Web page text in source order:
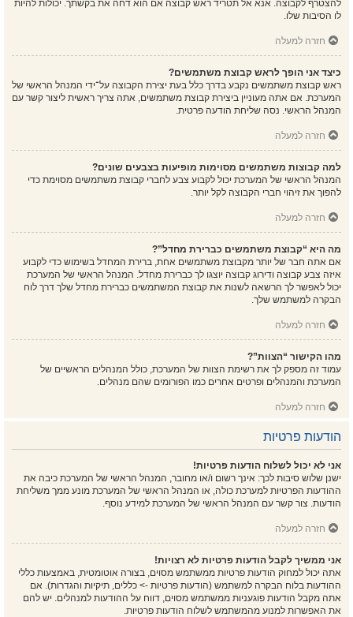
להצטרף לקבוצה. אנא אל תטריד ראש קבוצה אם הוא דחה את בקשתך. יכולות להיות
לו הסיבות שלו.
חזרה למעלה
כיצד אני הופך לראש קבוצת משתמשים?
ראש קבוצת משתמשים נקבע בדרך כלל בעת יצירת הקבוצה על־ידי המנהל הראשי של
המערכת. אם אתה מעוניין ביצירת קבוצת משתמשים, אתה צריך ראשית ליצור קשר עם
המנהל הראשי. נסה שליחת הודעה פרטית.
חזרה למעלה
למה קבוצות משתמשים מסוימות מופיעות בצבעים שונים?
המנהל הראשי של המערכת יכול לקבוע צבע לחברי קבוצת משתמשים מסוימת כדי
להפוך את זיהוי חברי הקבוצה לקל יותר.
חזרה למעלה
מה היא “קבוצת משתמשים כברירת מחדל”?
אם אתה חבר של יותר מקבוצת משתמשים אחת, ברירת המחדל בשימוש כדי לקבוע
איזה צבע קבוצה ודירוג קבוצה יוצגו לך כברירת מחדל. המנהל הראשי של המערכת
יכול לאפשר לך הרשאה לשנות את קבוצת המשתמשים כברירת מחדל שלך דרך לוח
הבקרה למשתמש שלך.
חזרה למעלה
מהו הקישור “הצוות”?
עמוד זה מספק לך את רשימת הצוות של המערכת, כולל המנהלים הראשיים של
המערכת והמנהלים ופרטים אחרים כמו הפורומים שהם מנהלים.
חזרה למעלה
הודעות פרטיות
אני לא יכול לשלוח הודעות פרטיות!
ישנן שלוש סיבות לכך: אינך רשום ו/או מחובר, המנהל הראשי של המערכת כיבה את
ההודעות הפרטיות למערכת כולה, או המנהל הראשי של המערכת מונע ממך משליחת
הודעות. צור קשר עם המנהל הראשי של המערכת למידע נוסף.
חזרה למעלה
אני ממשיך לקבל הודעות פרטיות לא רצויות!
אתה יכול למחוק הודעות פרטיות ממשתמש מסוים, בצורה אוטומטית, באמצעות כללי
ההודעות בלוח הבקרה למשתמש (הודעות פרטיות -> כללים, תיקיות והגדרות). אם
אתה מקבל הודעות פוגעניות ממשתמש מסוים, דווח על ההודעות למנהלים. יש להם
את האפשרות למנוע מהמשתמש לשלוח הודעות פרטיות.